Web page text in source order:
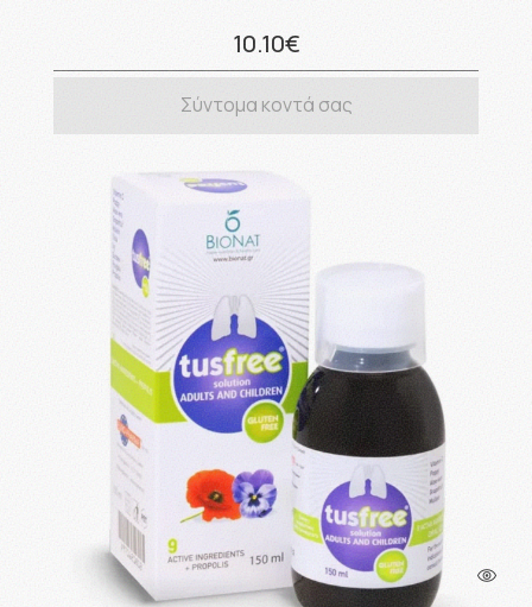
10.10€
Σύντομα κοντά σας